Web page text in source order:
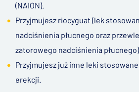
(NAION).
Przyjmujesz riocyguat (lek
nadciśnienia płucnego oraz
zatorowego nadciśnienia
Przyjmujesz już inne leki
erekcji.